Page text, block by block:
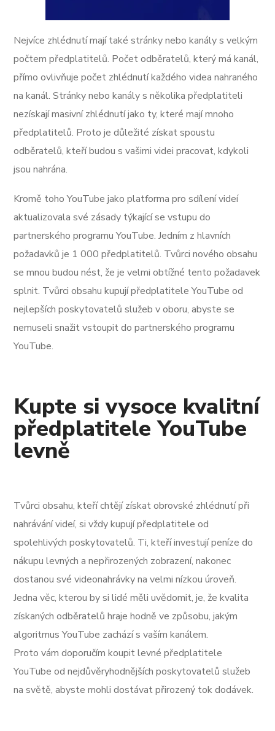
Nejvíce zhlédnutí mají také stránky nebo kanály s velkým
počtem předplatitelů. Počet odběratelů, který má kanál,
přímo ovlivňuje počet zhlédnutí každého videa nahraného
na kanál. Stránky nebo kanály s několika předplatiteli
nezískají masivní zhlédnutí jako ty, které mají mnoho
předplatitelů. Proto je důležité získat spoustu
odběratelů, kteří budou s vašimi videi pracovat, kdykoli
jsou nahrána.
Kromě toho YouTube jako platforma pro sdílení videí
aktualizovala své zásady týkající se vstupu do
partnerského programu YouTube. Jedním z hlavních
požadavků je 1 000 předplatitelů. Tvůrci nového obsahu
se mnou budou nést, že je velmi obtížné tento požadavek
splnit. Tvůrci obsahu kupují předplatitele YouTube od
nejlepších poskytovatelů služeb v oboru, abyste se
nemuseli snažit vstoupit do partnerského programu
YouTube.
Kupte si vysoce kvalitní
předplatitele YouTube
levně
Tvůrci obsahu, kteří chtějí získat obrovské zhlédnutí při
nahrávání videí, si vždy kupují předplatitele od
spolehlivých poskytovatelů. Ti, kteří investují peníze do
nákupu levných a nepřirozených zobrazení, nakonec
dostanou své videonahrávky na velmi nízkou úroveň.
Jedna věc, kterou by si lidé měli uvědomit, je, že kvalita
získaných odběratelů hraje hodně ve způsobu, jakým
algoritmus YouTube zachází s vaším kanálem.
Proto vám doporučím koupit levné předplatitele
YouTube od nejdůvěryhodnějších poskytovatelů služeb
na světě, abyste mohli dostávat přirozený tok dodávek.